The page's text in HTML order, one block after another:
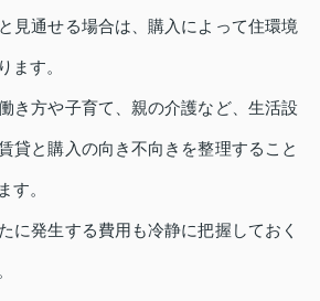
見通せる場合は、購入によって住環境
ます。
き方や子育て、親の介護など、生活設
貸と購入の向き不向きを整理すること
す。
に発生する費用も冷静に把握しておく